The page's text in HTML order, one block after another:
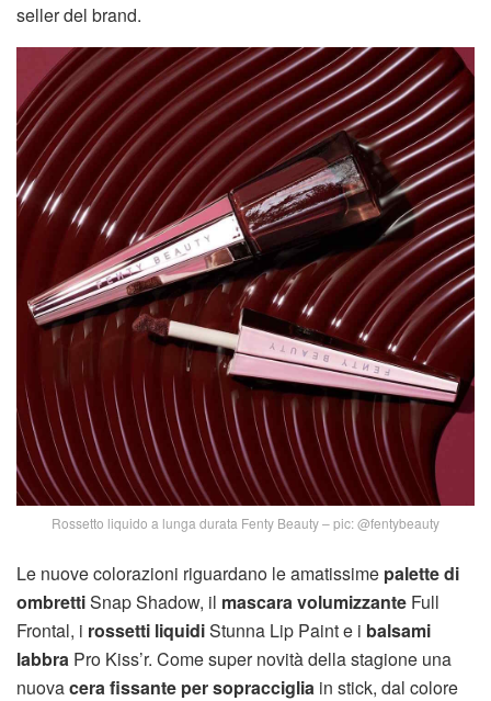
seller del brand.
Rossetto liquido a lunga durata Fenty Beauty – pic: @fentybeauty
Le nuove colorazioni riguardano le amatissime palette di
ombrettiSnap Shadow, il mascara volumizzante Full
Frontal, i rossetti liquidiStunna Lip Paint e i balsami
labbra Pro Kiss’r. Come super novità della stagione una
nuovacera fissante per sopracciglia in stick, dal colore